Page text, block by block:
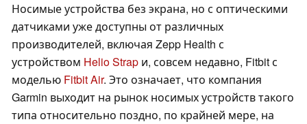
Носимые устройства без экрана, но с оптическими
датчиками уже доступны от различных
производителей, включая Zepp Health с
устройством Helio Strap и, совсем недавно, Fitbit с
моделью Fitbit Air. Это означает, что компания
Garmin выходит на рынок носимых устройств такого
типа относительно поздно, по крайней мере, на